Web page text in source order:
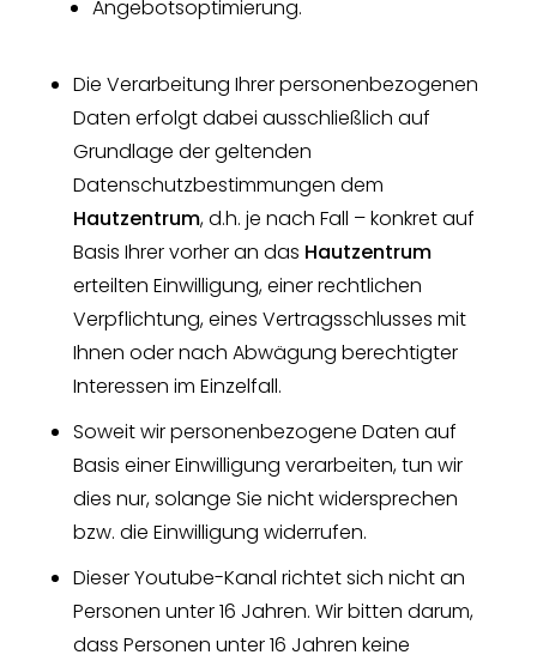
Angebotsoptimierung.
Die Verarbeitung Ihrer personenbezogenen
Daten erfolgt dabei ausschließlich auf
Grundlage der geltenden
Datenschutzbestimmungen dem
Hautzentrum, d.h. je nach Fall – konkret auf
Basis Ihrer vorher an das Hautzentrum
erteilten Einwilligung, einer rechtlichen
Verpflichtung, eines Vertragsschlusses mit
Ihnen oder nach Abwägung berechtigter
Interessen im Einzelfall.
Soweit wir personenbezogene Daten auf
Basis einer Einwilligung verarbeiten, tun wir
dies nur, solange Sie nicht widersprechen
bzw. die Einwilligung widerrufen.
Dieser Youtube-Kanal richtet sich nicht an
Personen unter 16 Jahren. Wir bitten darum,
dass Personen unter 16 Jahren keine